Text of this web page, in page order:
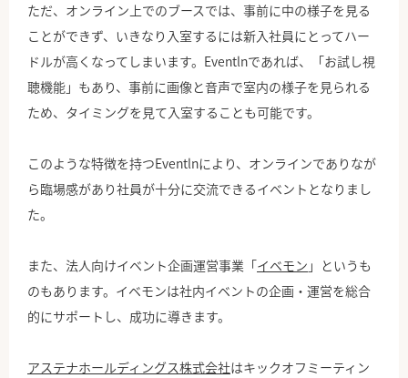
ただ、オンライン上でのブースでは、事前に中の様子を見る
ことができず、いきなり入室するには新入社員にとってハー
ドルが高くなってしまいます。Eventlnであれば、「お試し視
聴機能」もあり、事前に画像と音声で室内の様子を見られる
ため、タイミングを見て入室することも可能です。
このような特徴を持つEventlnにより、オンラインでありなが
ら臨場感があり社員が十分に交流できるイベントとなりまし
た。
また、法人向けイベント企画運営事業「イベモン 」というも
のもあります。イベモンは社内イベントの企画・運営を総合
的にサポートし、成功に導きます。
アステナホールディングス株式会社はキックオフミーティン